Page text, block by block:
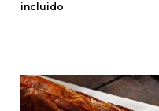
incluido